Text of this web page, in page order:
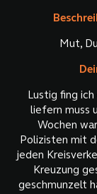
Mut,
Lustig fing
liefern muss
Wochen
Polizisten mit
jeden
Kreuzung
geschmunzelt